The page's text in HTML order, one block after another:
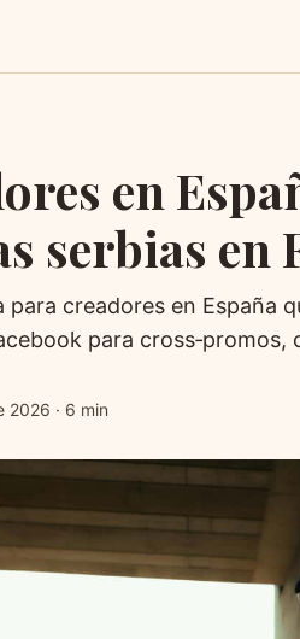
en
serbias en
para creadores en España
para
2026 · 6 min